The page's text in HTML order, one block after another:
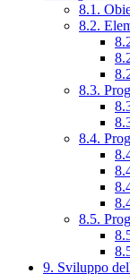
8.1.
8.2.
8.3.
8.4.
8.5.
9. Sviluppo